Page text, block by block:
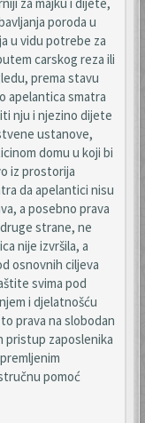
poroda u
u vidu potrebe za
carskog reza ili
prema stavu
apelantica smatra
nju i njezino dijete
ustanove,
domu u koji bi
iz prostorija
da apelantici nisu
a posebno prava
strane, ne
nije izvršila, a
osnovnih ciljeva
svima pod
i djelatnošću
prava na slobodan
pristup zaposlenika
pomoć